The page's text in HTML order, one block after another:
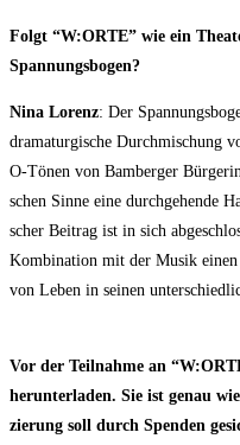
Folgt “W:ORTE” wie ein
Spannungsbogen?
Nina Lorenz: Der
dra­ma­tur­gi­sche Durch­mi­schung
O‑Tönen von Bam­ber­ger
schen Sin­ne eine durch­ge­hen­de
scher Bei­trag ist in sich
Kom­bi­na­ti­on mit der Musik einen
von Leben in sei­nen
Vor der Teil­nah­me an
her­un­ter­la­den. Sie ist genau
zie­rung soll durch Spen­den